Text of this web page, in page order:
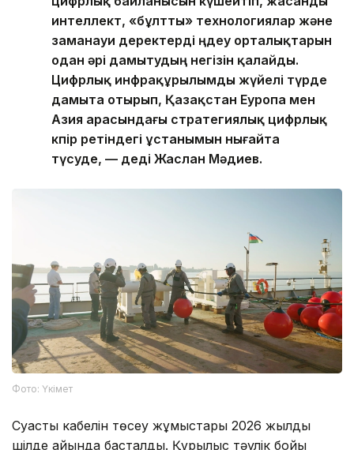
интеллект, «бұлтты» технологиялар және
заманауи деректерді өңдеу орталықтарын
одан әрі дамытудың негізін қалайды.
Цифрлық инфрақұрылымды жүйелі түрде
дамыта отырып, Қазақстан Еуропа мен
Азия арасындағы стратегиялық цифрлық
көпір ретіндегі ұстанымын нығайта
түсуде, — деді Жаслан Мәдиев.
Фото: Үкімет
Суасты кабелін төсеу жұмыстары 2026 жылдың
шілде айында басталды. Құрылыс тәулік бойы